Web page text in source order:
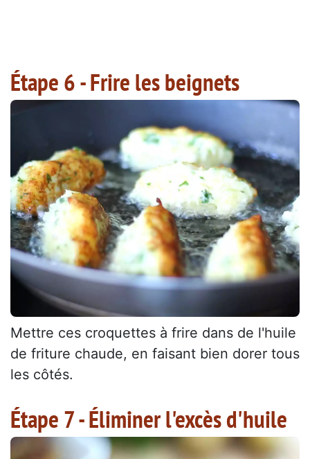
Étape 6 - Frire les beignets
Mettre ces croquettes à frire dans de l'huile
de friture chaude, en faisant bien dorer tous
les côtés.
Étape 7 - Éliminer l'excès d'huile